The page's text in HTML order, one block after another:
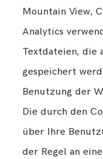
Mountain View,
Analytics
Textdateien, die
gespeichert
Benutzung der
Die durch den
über Ihre
der Regel an